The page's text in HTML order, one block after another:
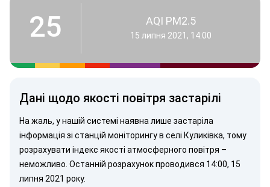
25 AQI PM2.5
15 липня 2021, 14:00
Дані щодо якості повітря застарілі
На жаль, у нашій системі наявна лише застаріла
інформація зі станцій моніторингу в селі Куликівка, тому
розрахувати індекс якості атмосферного повітря –
неможливо. Останній розрахунок проводився 14:00, 15
липня 2021 року.